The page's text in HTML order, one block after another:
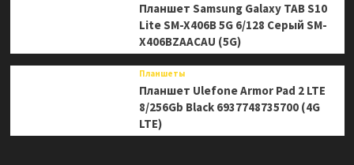
Планшет Samsung Galaxy TAB S10
Lite SM-X406B 5G 6/128 Серый SM-
X406BZAACAU (5G)
Планшеты
Планшет Ulefone Armor Pad 2 LTE
8/256Gb Black 6937748735700 (4G
LTE)